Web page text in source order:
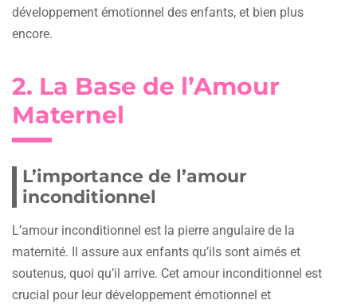
développement émotionnel des enfants, et bien plus
encore.
2. La Base de l’Amour
Maternel
L’importance de l’amour
inconditionnel
L’amour inconditionnel est la pierre angulaire de la
maternité. Il assure aux enfants qu’ils sont aimés et
soutenus, quoi qu’il arrive. Cet amour inconditionnel est
crucial pour leur développement émotionnel et